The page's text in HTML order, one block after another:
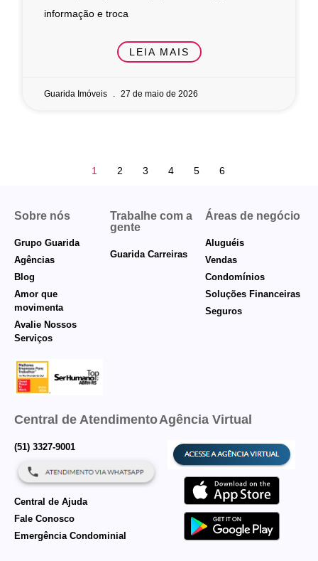
informação e troca
LEIA MAIS
Guarida Imóveis 27 de maio de 2026
1 2 3 4 5 6
Sobre nós
Grupo Guarida
Agências
Blog
Amor que
movimenta
Avalie Nossos
Serviços
Trabalhe com a
gente
Guarida Carreiras
Áreas de negócio
Aluguéis
Vendas
Condomínios
Soluções Financeiras
Seguros
Central de Atendimento
(51) 3327-9001
Central de Ajuda
Fale Conosco
Emergência Condominial
Agência Virtual